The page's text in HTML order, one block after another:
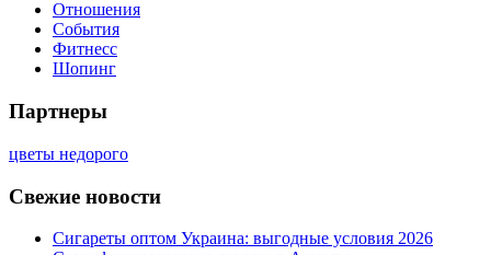
Отношения
События
Фитнесс
Шопинг
Партнеры
цветы недорого
Свежие новости
Сигареты оптом Украина: выгодные условия 2026